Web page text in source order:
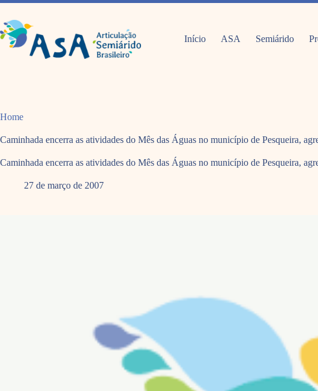
Pular
o
conteúdo
Início ASA Semiárido
Home
Caminhada encerra as atividades do Mês das Águas no município de Pesqueira,
Caminhada encerra as atividades do Mês das Águas no município de Pesqueira,
27 de março de 2007